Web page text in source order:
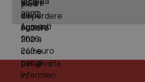
Ulcera & Reflusso
Vaccini
tracking-enable